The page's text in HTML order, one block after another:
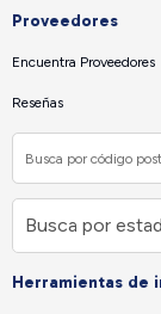
Proveedores
Encuentra Proveedores
Reseñas
Herramientas de